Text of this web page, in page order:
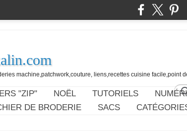
machine,patchwork,couture, liens,recettes cuisine facile,point
"ZIP" NOËL TUTORIELS
DE BRODERIE
SACS